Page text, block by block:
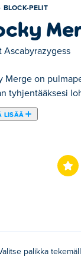
BLOCK-PELIT
Ascabyrazygess
Merge on
tyhjentääksesi
LISÄÄ
ja yhdistää
ja tähtää
palikka